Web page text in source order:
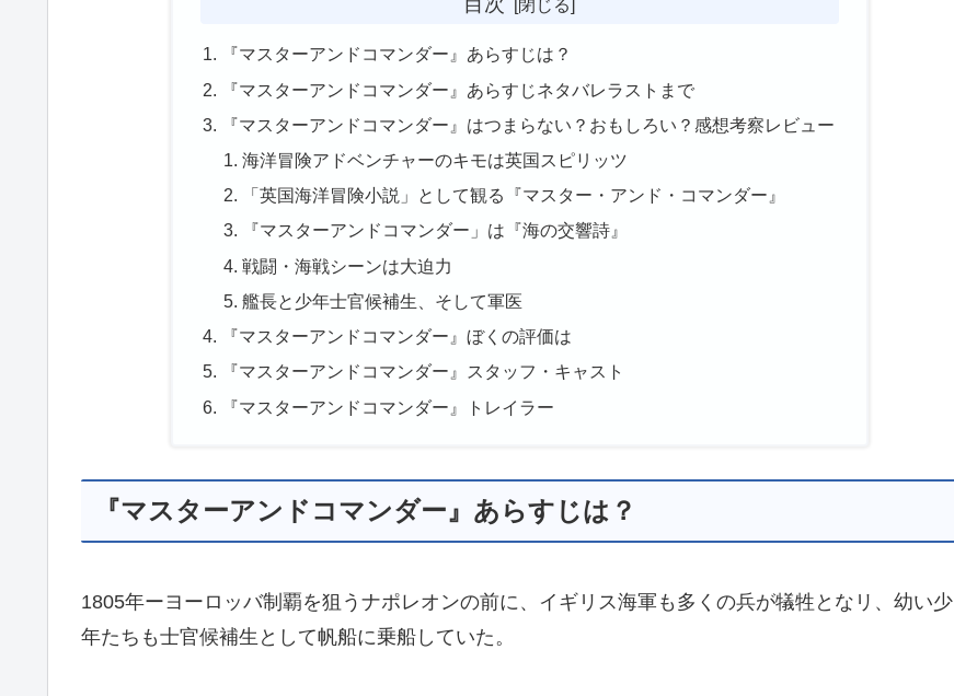
『マスターアンドコマンダー』あらすじは？
『マスターアンドコマンダー』あらすじネタバレラストまで
『マスターアンドコマンダー』はつまらない？おもしろい？感想考察レビュー
海洋冒険アドベンチャーのキモは英国スピリッツ
「英国海洋冒険小説」として観る『マスター・アンド・コマンダー』
『マスターアンドコマンダー」は『海の交響詩』
戦闘・海戦シーンは大迫力
艦長と少年士官候補生、そして軍医
『マスターアンドコマンダー』ぼくの評価は
『マスターアンドコマンダー』スタッフ・キャスト
『マスターアンドコマンダー』トレイラー
『マスターアンドコマンダー』あらすじは？
1805年ーヨーロッバ制覇を狙うナポレオンの前に、イギリス海軍も多くの兵が犠牲となリ、幼い少
年たちも士官候補生として帆船に乗船していた。